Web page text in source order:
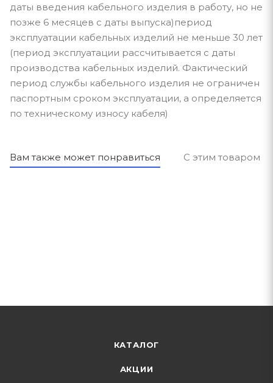
даты введения кабельного изделия в работу, но не
позже 6 месяцев с даты выпуска)период
эксплуатации кабельных изделий не меньше 30 лет
(период эксплуатации рассчитывается с даты
производства кабельных изделий. Фактический
период службы кабельного изделия не ограничен
паспортным сроком эксплуатации, а определяется
по техническому износу кабеля)
Вам также может понравиться С этим товаром
КАТАЛОГ
АКЦИИ